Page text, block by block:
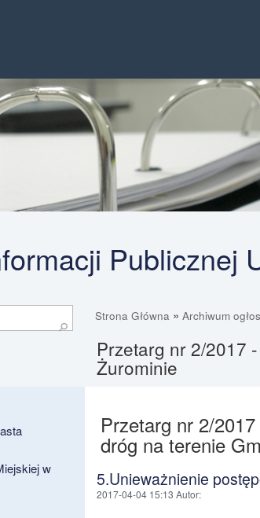
Publicznej
⚲
Strona Główna » Archiwum
Przetarg nr 2/2017
Żurominie
w
Przetarg nr 2/
dróg na terenie
5.Unieważnienie
2017-04-04 15:13 Autor: